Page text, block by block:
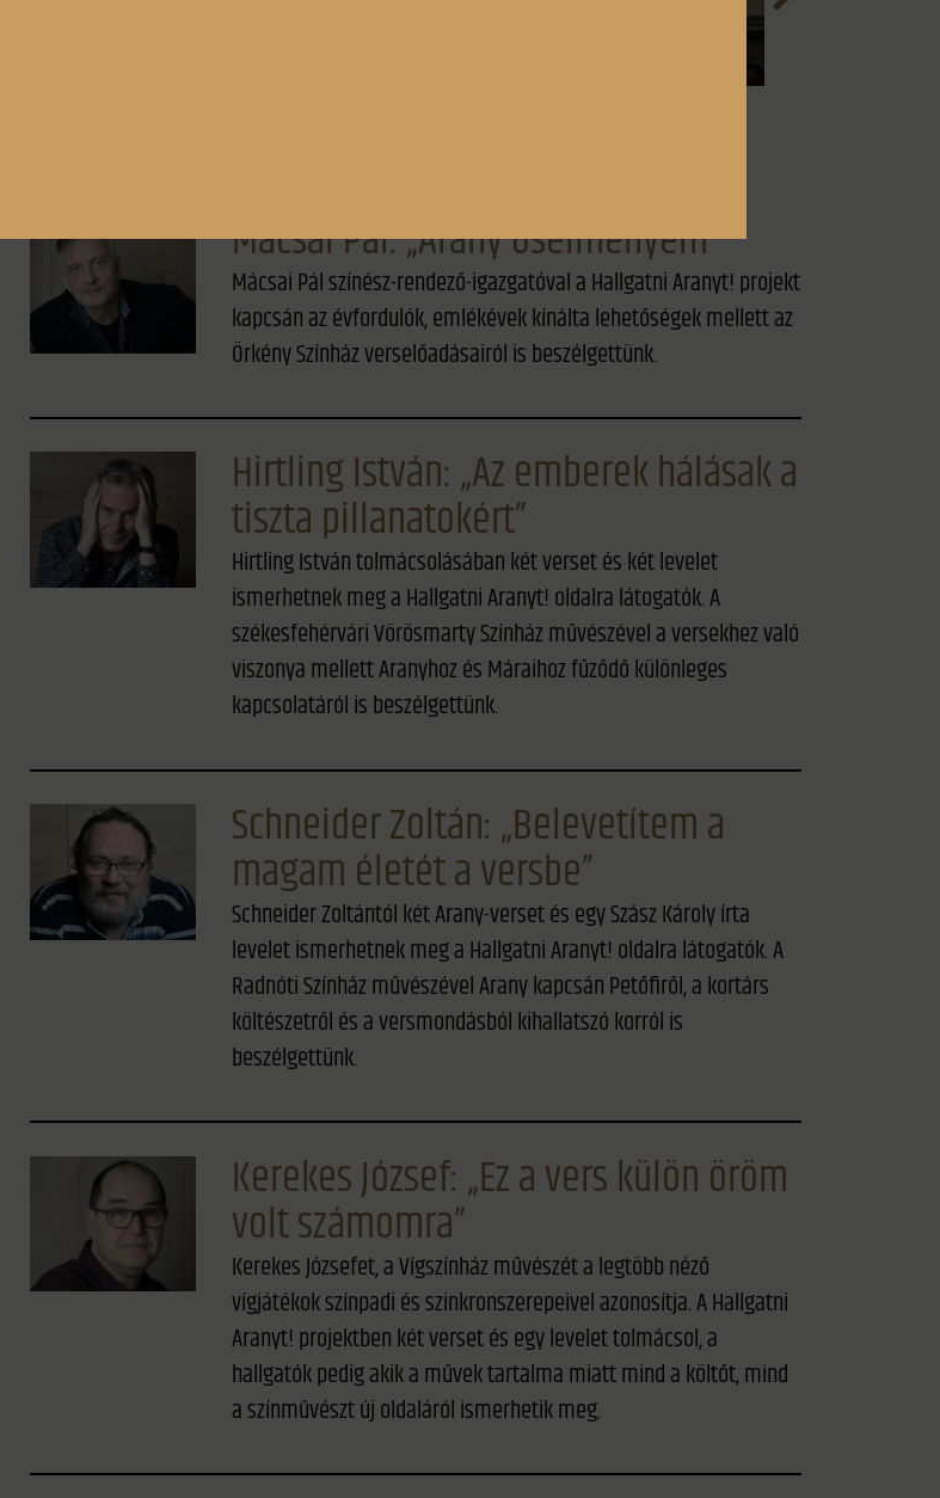
Mácsai Pál: „Arany ősélményem”
Mácsai Pál színész-rendező-igazgatóval a Hallgatni Aranyt! projekt
kapcsán az évfordulók, emlékévek kínálta lehetőségek mellett az
Örkény Színház verselőadásairól is beszélgettünk.
Hirtling István: „Az emberek hálásak a
tiszta pillanatokért”
Hirtling István tolmácsolásában két verset és két levelet
ismerhetnek meg a Hallgatni Aranyt! oldalra látogatók. A
székesfehérvári Vörösmarty Színház művészével a versekhez való
viszonya mellett Aranyhoz és Máraihoz fűződő különleges
kapcsolatáról is beszélgettünk.
Schneider Zoltán: „Belevetítem a
magam életét a versbe”
Schneider Zoltántól két Arany-verset és egy Szász Károly írta
levelet ismerhetnek meg a Hallgatni Aranyt! oldalra látogatók. A
Radnóti Színház művészével Arany kapcsán Petőfiről, a kortárs
költészetről és a versmondásból kihallatszó korról is
beszélgettünk.
Kerekes József: „Ez a vers külön öröm
volt számomra”
Kerekes Józsefet, a Vígszínház művészét a legtöbb néző
vígjátékok színpadi és szinkronszerepeivel azonosítja. A Hallgatni
Aranyt! projektben két verset és egy levelet tolmácsol, a
hallgatók pedig akik a művek tartalma miatt mind a költőt, mind
a színművészt új oldaláról ismerhetik meg.